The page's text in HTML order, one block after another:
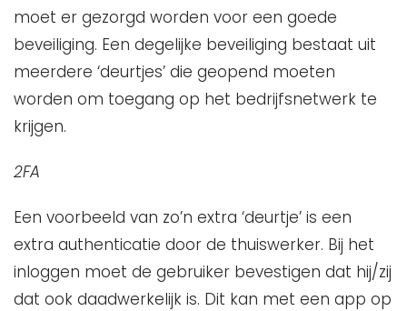
moet er gezorgd worden voor een goede
beveiliging. Een degelijke beveiliging bestaat uit
meerdere ‘deurtjes’ die geopend moeten
worden om toegang op het bedrijfsnetwerk te
krijgen.
2FA
Een voorbeeld van zo’n extra ‘deurtje’ is een
extra authenticatie door de thuiswerker. Bij het
inloggen moet de gebruiker bevestigen dat hij/zij
dat ook daadwerkelijk is. Dit kan met een app op